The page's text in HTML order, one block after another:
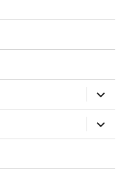
mở
rộng
trình
đơn
con
mở
rộng
trình